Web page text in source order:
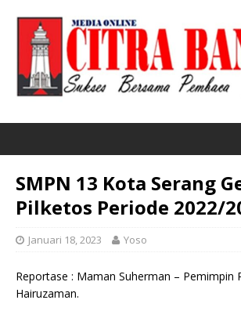
SMPN 13 Kota Serang
Pilketos Periode 2022/
Januari 18, 2023 Yoso
Reportase : Maman Suherman – Pemimpin
Hairuzaman.